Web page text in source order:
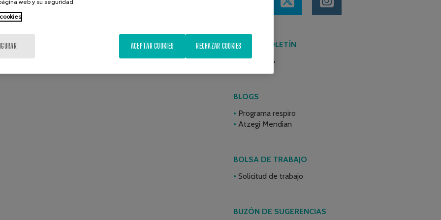
ÚLTIMO BOLETÍN
Junio 2026
BLOGS
Programa respiro
Atzegi Mendian
BOLSA DE TRABAJO
Solicitud de trabajo
BUZÓN DE SUGERENCIAS
web y su seguridad.
RECHAZAR COOKIES
ACEPTAR COOKIES